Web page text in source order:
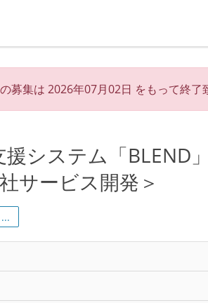
募集は 2026年07月02日 をもって終了
援システム「BLEND
サービス開発＞
...